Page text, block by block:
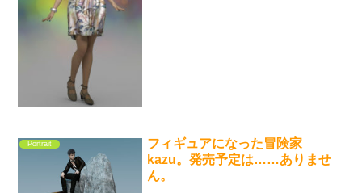
Portrait
フィギュアになった冒険家
kazu。発売予定は……ありませ
ん。